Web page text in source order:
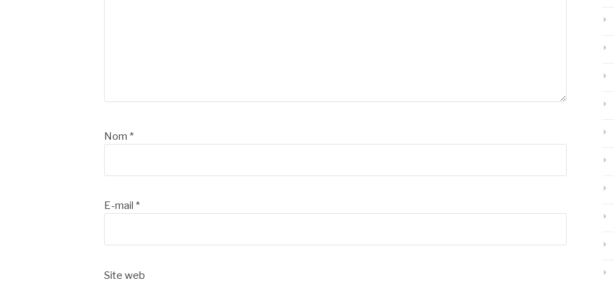
Nom *
E-mail *
Site web